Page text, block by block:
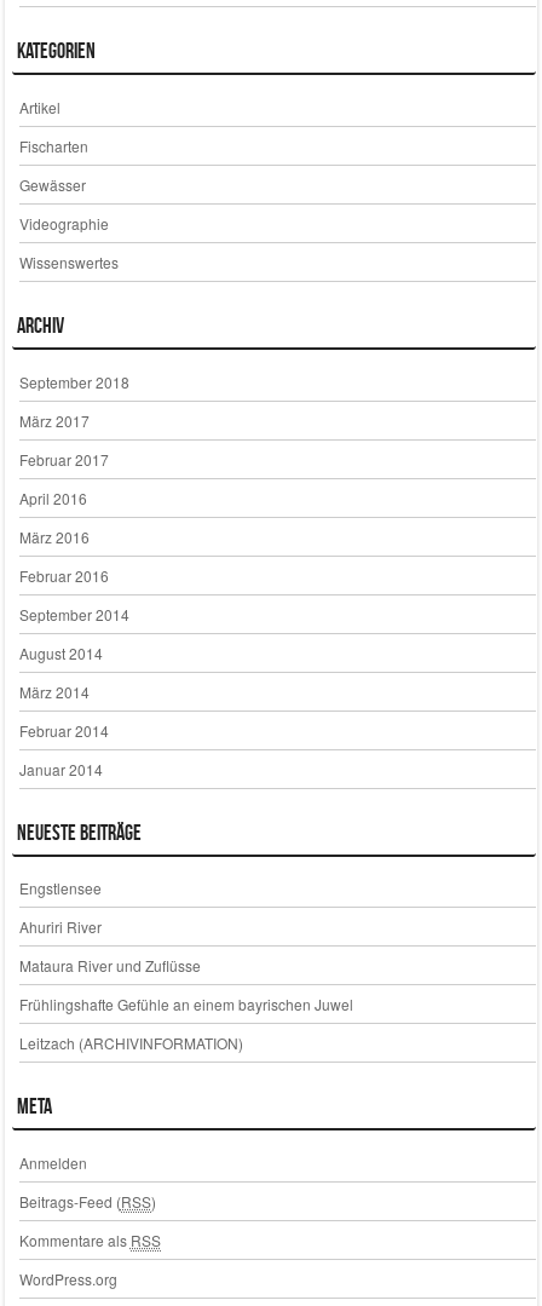
Kategorien
Artikel
Fischarten
Gewässer
Videographie
Wissenswertes
Archiv
September 2018
März 2017
Februar 2017
April 2016
März 2016
Februar 2016
September 2014
August 2014
März 2014
Februar 2014
Januar 2014
Neueste Beiträge
Engstlensee
Ahuriri River
Mataura River und Zuflüsse
Frühlingshafte Gefühle an einem bayrischen Juwel
Leitzach (ARCHIVINFORMATION)
Meta
Anmelden
Beitrags-Feed (RSS)
Kommentare als RSS
WordPress.org